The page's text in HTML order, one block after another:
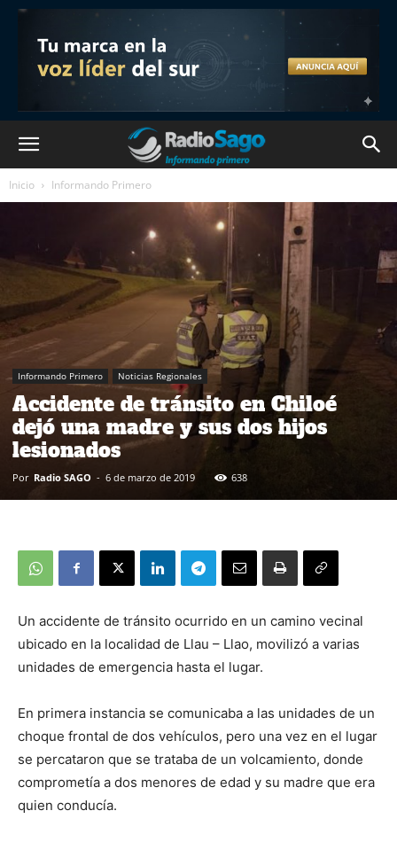
Inicio Informando Primero
Informando Primero Noticias Regionales
Accidente de tránsito en Chiloé
dejó una madre y sus dos hijos
lesionados
Por Radio SAGO - 6 de marzo de 2019 638
Un accidente de tránsito ocurrido en un camino vecinal
ubicado en la localidad de Llau – Llao, movilizó a varias
unidades de emergencia hasta el lugar.
En primera instancia se comunicaba a las unidades de un
choque frontal de dos vehículos, pero una vez en el lugar
se percataron que se trataba de un volcamiento, donde
comprometía a dos menores de edad y su madre que era
quien conducía.